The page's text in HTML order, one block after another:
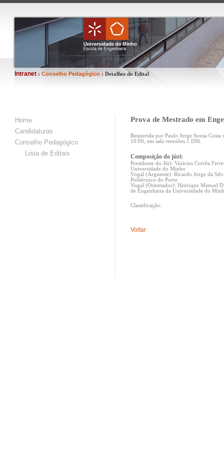
Intranet : Conselho Pedagógico : Detalhes do Edital
Home
Candidaturas
Conselho Pedagógico
Lista de Editais
Prova de Mestrado em
Requerida por Paulo Jorge Sousa
10:00, em sala reuniões 1 DSI.
Composição do júri:
Presidente do Júri: Vinícius Corrêa
Universidade do Minho
Vogal (Arguente): Ricardo Jorge da
Politécnico do Porto
Vogal (Orientador): Henrique Manuel
de Engenharia da Universidade do
Classificação:
Voltar